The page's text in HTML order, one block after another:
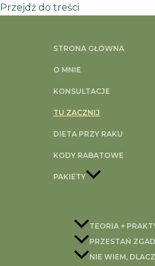
Przejdź do treści
STRONA GŁÓWNA
O MNIE
KONSULTACJE
TU ZACZNIJ
DIETA PRZY RAKU
KODY RABATOWE
PAKIETY
TEORIA +
PRZESTAŃ
NIE WIEM,
Podobne produkty
GOTOWY JADŁOSPIS
129,00zł WYBIERZ OPCJE
Letni Jadłospis
WYBIERZ OPCJE